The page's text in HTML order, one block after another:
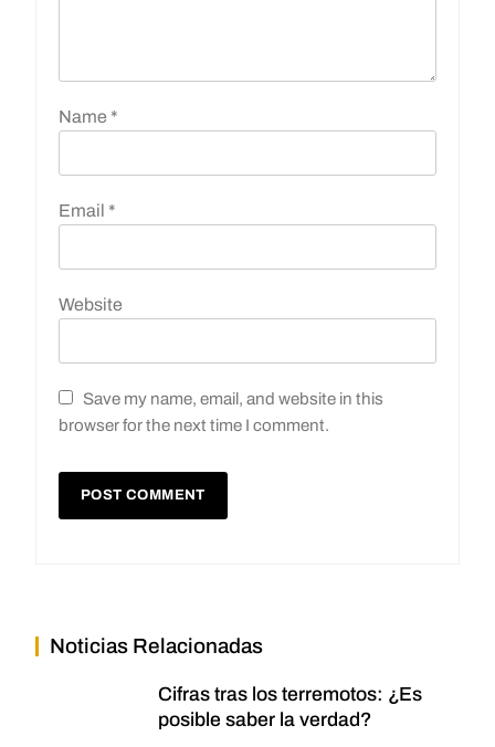
Name *
Email *
Website
Save my name, email, and website in this
browser for the next time I comment.
Noticias Relacionadas
Cifras tras los terremotos: ¿Es
posible saber la verdad?